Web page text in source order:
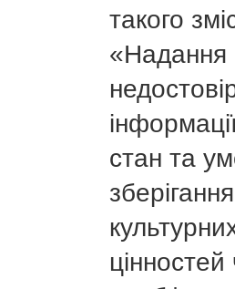
такого
«Надання
стан та
зберігання
цінностей